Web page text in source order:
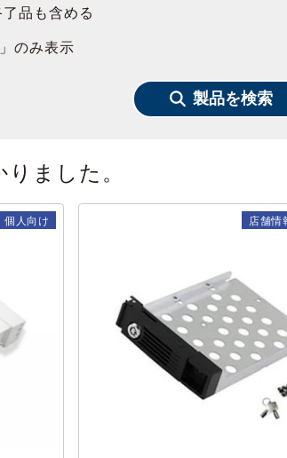
品も含める
のみ表示
製品を検索
ました。
個人向け 店舗情